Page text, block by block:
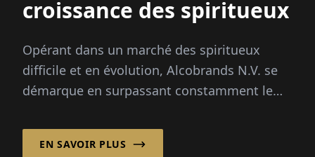
croissance des spiritueux
Opérant dans un marché des spiritueux
difficile et en évolution, Alcobrands N.V. se
démarque en surpassant constamment le
EN SAVOIR PLUS